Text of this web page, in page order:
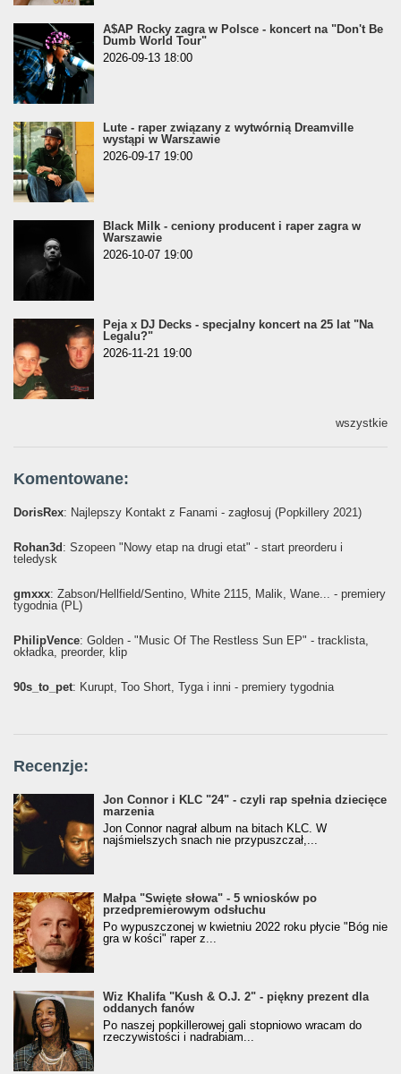
A$AP Rocky zagra w Polsce - koncert na "Don't Be
Dumb World Tour"
2026-09-13 18:00
Lute - raper związany z wytwórnią Dreamville
wystąpi w Warszawie
2026-09-17 19:00
Black Milk - ceniony producent i raper zagra w
Warszawie
2026-10-07 19:00
Peja x DJ Decks - specjalny koncert na 25 lat "Na
Legalu?"
2026-11-21 19:00
wszystkie
Komentowane:
DorisRex: Najlepszy Kontakt z Fanami - zagłosuj (Popkillery 2021)
Rohan3d : Szopeen "Nowy etap na drugi etat" - start preorderu i
teledysk
gmxxx: Żabson/Hellfield/Sentino, White 2115, Malik, Wane... - premiery
tygodnia (PL)
PhilipVence: Golden - "Music Of The Restless Sun EP" - tracklista,
okładka, preorder, klip
90s_to_pet: Kurupt, Too Short, Tyga i inni - premiery tygodnia
Recenzje:
Jon Connor i KLC "24" - czyli rap spełnia dziecięce
marzenia
Jon Connor nagrał album na bitach KLC. W
najśmielszych snach nie przypuszczał,...
Małpa "Święte słowa" - 5 wniosków po
przedpremierowym odsłuchu
Po wypuszczonej w kwietniu 2022 roku płycie "Bóg nie
gra w kości" raper z...
Wiz Khalifa "Kush & O.J. 2" - piękny prezent dla
oddanych fanów
Po naszej popkillerowej gali stopniowo wracam do
rzeczywistości i nadrabiam...